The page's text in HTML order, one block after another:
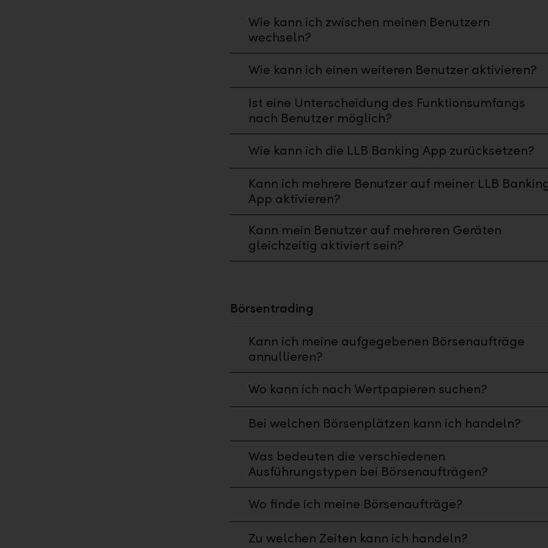
Wie kann ich zwischen meinen Benutzern
wechseln?
Wie kann ich einen weiteren Benutzer aktivieren?
Ist eine Unterscheidung des Funktionsumfangs
nach Benutzer möglich?
Wie kann ich die LLB Banking App zurücksetzen?
Kann ich mehrere Benutzer auf meiner LLB
App aktivieren?
Kann mein Benutzer auf mehreren Geräten
gleichzeitig aktiviert sein?
Börsentrading
Kann ich meine aufgegebenen Börsenaufträge
annullieren?
Wo kann ich nach Wertpapieren suchen?
Bei welchen Börsenplätzen kann ich handeln?
Was bedeuten die verschiedenen
Ausführungstypen bei Börsenaufträgen?
Wo finde ich meine Börsenaufträge?
Zu welchen Zeiten kann ich handeln?